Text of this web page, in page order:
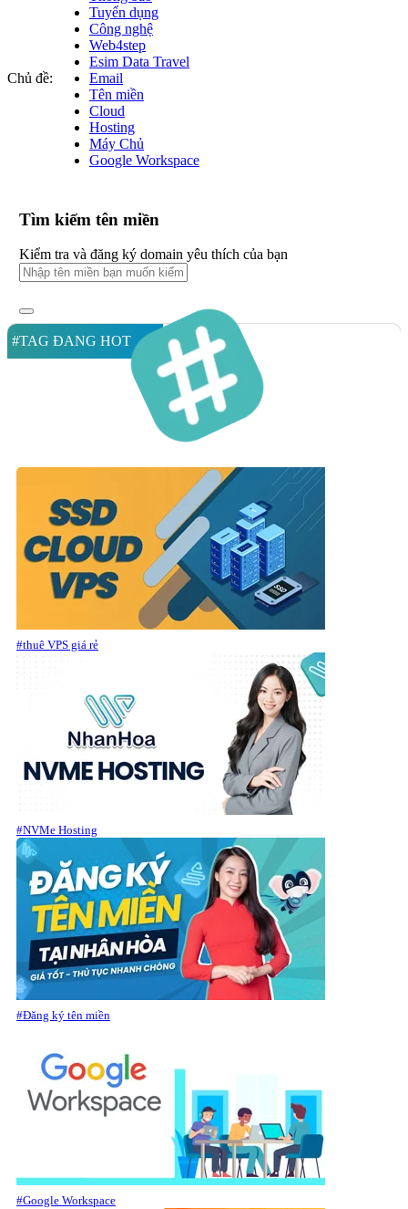
Chủ đề:
Tuyển dụng
Công nghệ
Web4step
Esim Data Travel
Email
Tên miền
Cloud
Hosting
Máy Chủ
Google Workspace
Tìm kiếm tên miền
Kiểm tra và đăng ký domain yêu thích của bạn
#TAG ĐANG HOT
#thuê VPS giá rẻ
#NVMe Hosting
#Đăng ký tên miền
#Google Workspace